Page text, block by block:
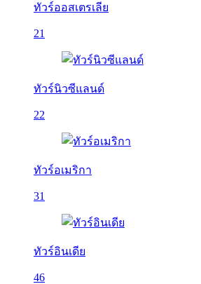
ทัวร์ออสเตรเลีย
21
ทัวร์นิวซีแลนด์
22
ทัวร์อเมริกา
31
ทัวร์อินเดีย
46